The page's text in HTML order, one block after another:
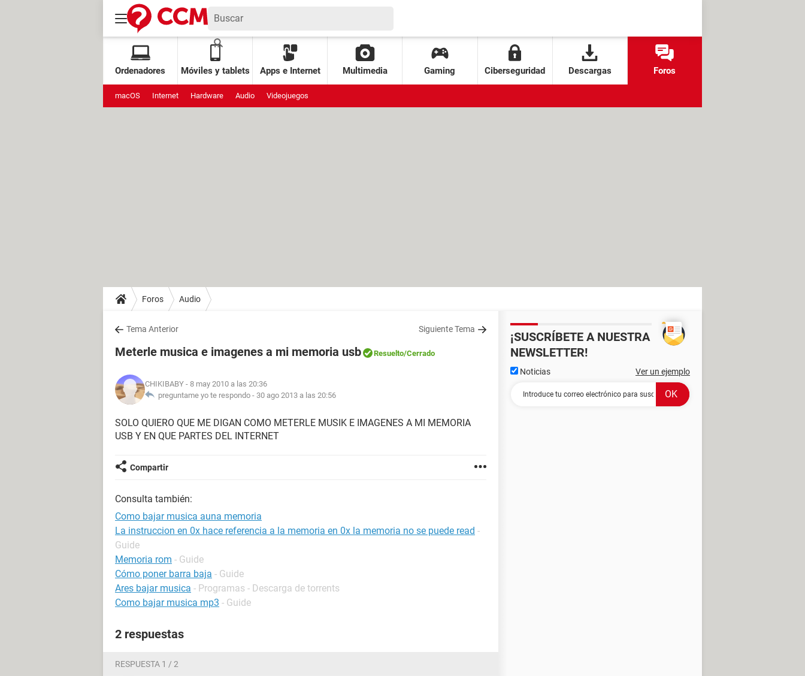
Ordenadores Móviles y tablets Apps e Internet Multimedia Gaming Ciberseguridad Descargas Foros
macOS Internet Hardware Audio Videojuegos
Foros Audio
Tema Anterior Siguiente Tema
Meterle musica e imagenes a mi memoria usb Resuelto/Cerrado
CHIKIBABY - 8 may 2010 a las 20:36
preguntame yo te respondo - 30 ago 2013 a las 20:56
SOLO QUIERO QUE ME DIGAN COMO METERLE MUSIK E IMAGENES A MI MEMORIA
USB Y EN QUE PARTES DEL INTERNET
Compartir
Consulta también:
Como bajar musica auna memoria
La instruccion en 0x hace referencia a la memoria en 0x la memoria no se puede read -
Guide
Memoria rom - Guide
Cómo poner barra baja - Guide
Ares bajar musica - Programas - Descarga de torrents
Como bajar musica mp3 - Guide
2 respuestas
RESPUESTA 1 / 2
¡SUSCRÍBETE A NUESTRA
NEWSLETTER!
Noticias Ver un ejemplo